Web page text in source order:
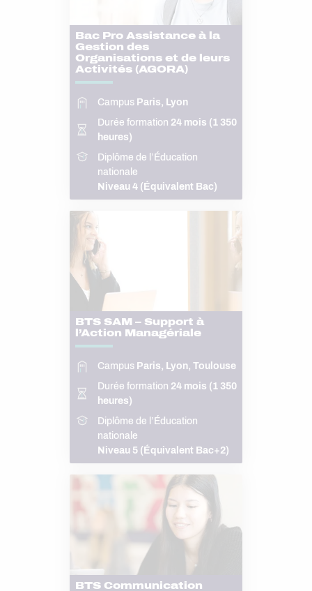
Bac Pro Assistance à la
Gestion des
Organisations et de leurs
Activités (AGORA)
Campus Paris, Lyon
Durée formation 24 mois (1 350
heures)
Diplôme de l’Éducation
nationale
Niveau 4 (Équivalent Bac)
BTS SAM – Support à
l’Action Managériale
Campus Paris, Lyon, Toulouse
Durée formation 24 mois (1 350
heures)
Diplôme de l’Éducation
nationale
Niveau 5 (Équivalent Bac+2)
BTS Communication